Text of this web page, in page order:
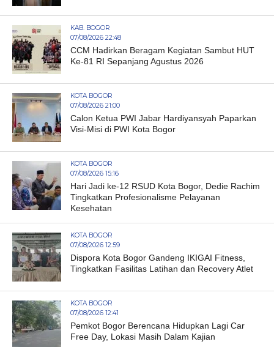
KAB. BOGOR
07/08/2026 22:48
CCM Hadirkan Beragam Kegiatan Sambut HUT
Ke-81 RI Sepanjang Agustus 2026
KOTA BOGOR
07/08/2026 21:00
Calon Ketua PWI Jabar Hardiyansyah Paparkan
Visi-Misi di PWI Kota Bogor
KOTA BOGOR
07/08/2026 15:16
Hari Jadi ke-12 RSUD Kota Bogor, Dedie Rachim
Tingkatkan Profesionalisme Pelayanan
Kesehatan
KOTA BOGOR
07/08/2026 12:59
Dispora Kota Bogor Gandeng IKIGAI Fitness,
Tingkatkan Fasilitas Latihan dan Recovery Atlet
KOTA BOGOR
07/08/2026 12:41
Pemkot Bogor Berencana Hidupkan Lagi Car
Free Day, Lokasi Masih Dalam Kajian